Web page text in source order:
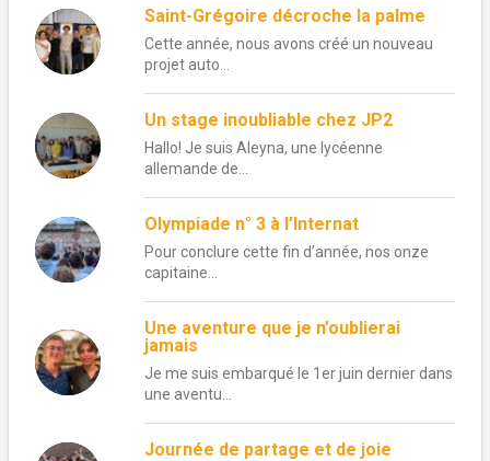
Saint-Grégoire décroche la palme
Cette année, nous avons créé un nouveau
projet auto...
Un stage inoubliable chez JP2
Hallo! Je suis Aleyna, une lycéenne
allemande de...
Olympiade n° 3 à l’Internat
Pour conclure cette fin d’année, nos onze
capitaine...
Une aventure que je n’oublierai
jamais
Je me suis embarqué le 1er juin dernier dans
une aventu...
Journée de partage et de joie